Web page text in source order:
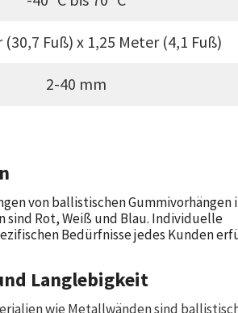
(30,7 Fuß) x 1,25 Meter (4,1 Fuß)
2-40 mm
von ballistischen Gummivorhängen
sind Rot, Weiß und Blau. Individuelle
Bedürfnisse jedes Kunden
Langlebigkeit
wie Metallwänden sind